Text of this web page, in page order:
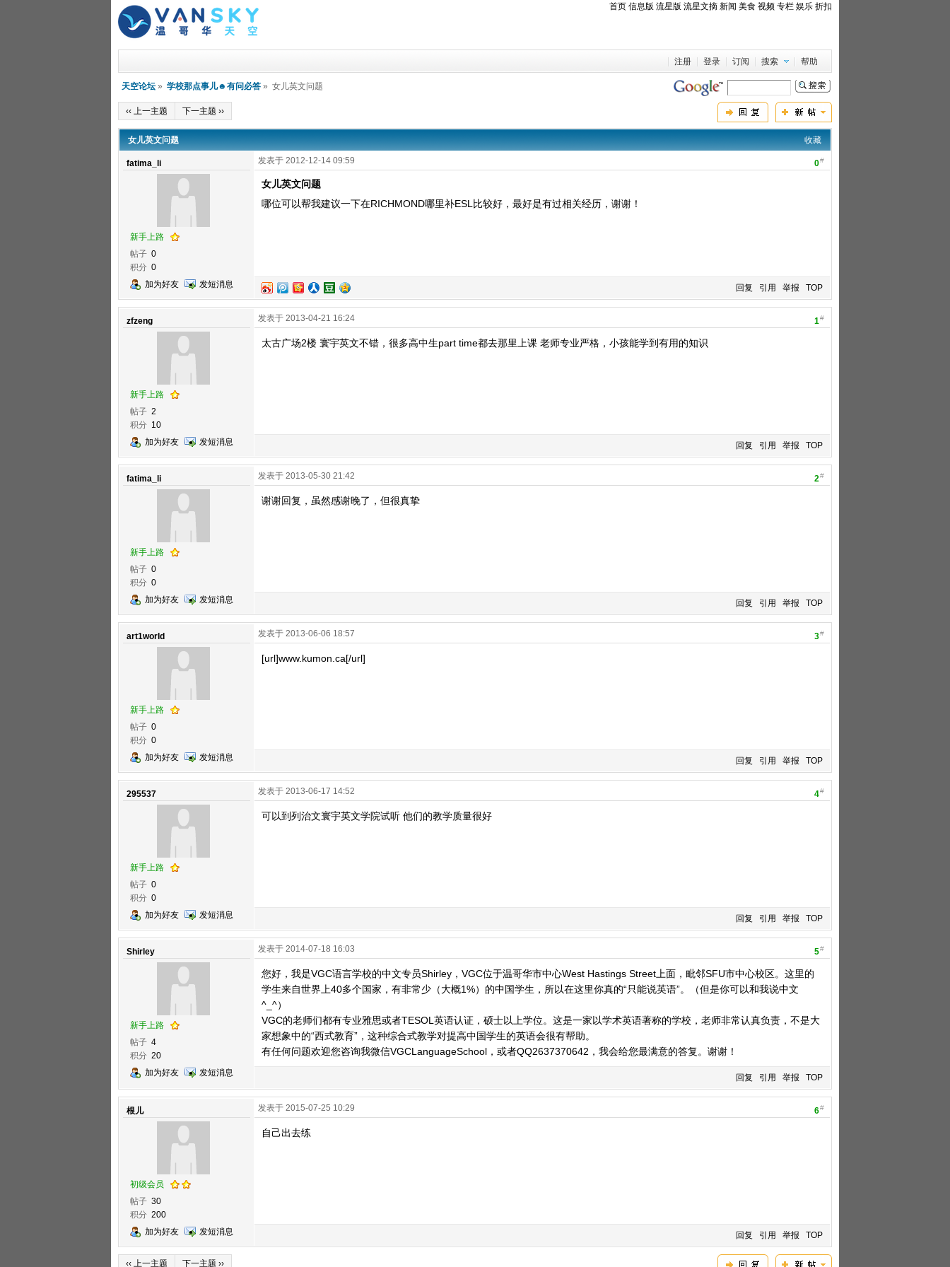
首页 信息版 流星版 流星文摘 新闻 美食 视频 专栏 娱乐 折扣
注册 登录 订阅 搜索 帮助
天空论坛 » 学校那点事儿☻有问必答 » 女儿英文问题
‹‹ 上一主题 下一主题 ››
收藏
女儿英文问题
fatima_li
新手上路
帖子 0
积分 0
加为好友
发短消息
0#
发表于 2012-12-14 09:59
女儿英文问题
哪位可以帮我建议一下在RICHMOND哪里补ESL比较好，最好是有过相关经历，谢谢！
回复 引用 举报 TOP
zfzeng
新手上路
帖子 2
积分 10
加为好友
发短消息
1#
发表于 2013-04-21 16:24
太古广场2楼 寰宇英文不错，很多高中生part time都去那里上课 老师专业严格，小孩能学到有用的知识
回复 引用 举报 TOP
fatima_li
新手上路
帖子 0
积分 0
加为好友
发短消息
2#
发表于 2013-05-30 21:42
谢谢回复，虽然感谢晚了，但很真挚
回复 引用 举报 TOP
art1world
新手上路
帖子 0
积分 0
加为好友
发短消息
3#
发表于 2013-06-06 18:57
[url]www.kumon.ca[/url]
回复 引用 举报 TOP
295537
新手上路
帖子 0
积分 0
加为好友
发短消息
4#
发表于 2013-06-17 14:52
可以到列治文寰宇英文学院试听 他们的教学质量很好
回复 引用 举报 TOP
Shirley
新手上路
帖子 4
积分 20
加为好友
发短消息
5#
发表于 2014-07-18 16:03
您好，我是VGC语言学校的中文专员Shirley，VGC位于温哥华市中心West Hastings Street上面，毗邻SFU市中心校区。这里的
学生来自世界上40多个国家，有非常少（大概1%）的中国学生，所以在这里你真的“只能说英语”。（但是你可以和我说中文
^_^）
VGC的老师们都有专业雅思或者TESOL英语认证，硕士以上学位。这是一家以学术英语著称的学校，老师非常认真负责，不是大
家想象中的“西式教育”，这种综合式教学对提高中国学生的英语会很有帮助。
有任何问题欢迎您咨询我微信VGCLanguageSchool，或者QQ2637370642，我会给您最满意的答复。谢谢！
回复 引用 举报 TOP
根儿
初级会员
帖子 30
积分 200
加为好友
发短消息
6#
发表于 2015-07-25 10:29
自己出去练
回复 引用 举报 TOP
‹‹ 上一主题 下一主题 ››